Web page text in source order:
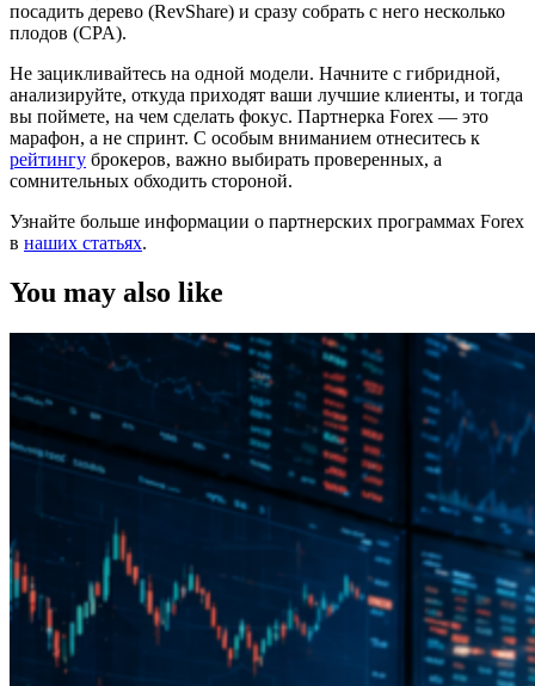
посадить дерево (RevShare) и сразу собрать с него несколько
плодов (CPA).
Не зацикливайтесь на одной модели. Начните с гибридной,
анализируйте, откуда приходят ваши лучшие клиенты, и тогда
вы поймете, на чем сделать фокус. Партнерка Forex — это
марафон, а не спринт. С особым вниманием отнеситесь к
рейтингу брокеров, важно выбирать проверенных, а
сомнительных обходить стороной.
Узнайте больше информации о партнерских программах Forex
в наших статьях.
You may also like